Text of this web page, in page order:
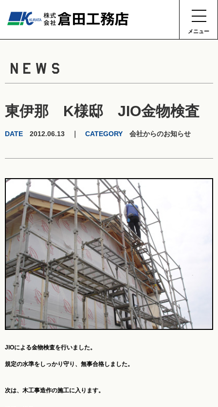
メニュー
NEWS
東伊那 K様邸 JIO金物検査
DATE 2012.06.13 ｜ CATEGORY 会社からのお知らせ
JIOによる金物検査を行いました。
規定の水準をしっかり守り、無事合格しました。
次は、木工事造作の施工に入ります。